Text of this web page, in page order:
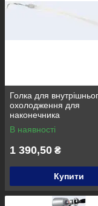
Голка для
охолодження для
наконечника
В наявності
1 390,50 ₴
Купити